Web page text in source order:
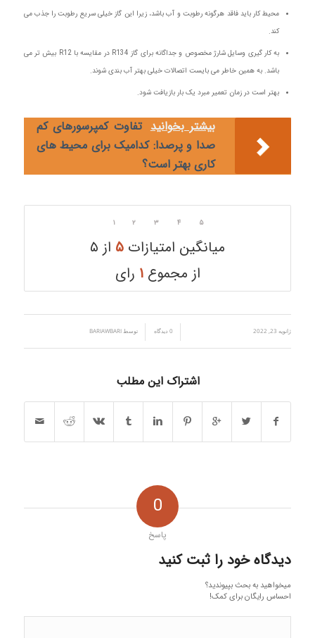
محیط کار باید فاقد هرگونه رطوبت و آب باشد، زیرا این گاز خیلی سریع رطوبت را جذب می
کند.
به کار گیری وسایل شارژ مخصوص و جداگانه برای گاز R134 در مقایسه با R12 بیش تر می
باشد. به همین خاطر می بایست اتصالات خیلی بهتر آب بندی شوند.
بهتر است در زمان تعمیر مبرد یک بار بازیافت شود.
بیشتر بخوانید تفاوت کمپرسورهای کم
صدا و پرصدا: کدامیک برای محیط های
کاری بهتر است؟
۱ ۲ ۳ ۴ ۵
میانگین امتیازات ۵ از ۵
از مجموع۱ رای
ژانویه 23, 2022 0 دیدگاه توسط BARIAWBARI
اشتراک این مطلب
0
پاسخ
دیدگاه خود را ثبت کنید
میخواهید به بحث بپیوندید؟
احساس رایگان برای کمک!